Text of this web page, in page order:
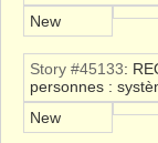
New
Story #45133:
personnes :
New